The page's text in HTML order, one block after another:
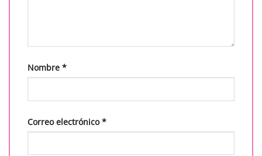
Nombre *
Correo electrónico*